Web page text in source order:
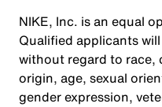
NIKE, Inc. is an equal
Qualified applicants
without regard to race,
origin, age, sexual
gender expression,